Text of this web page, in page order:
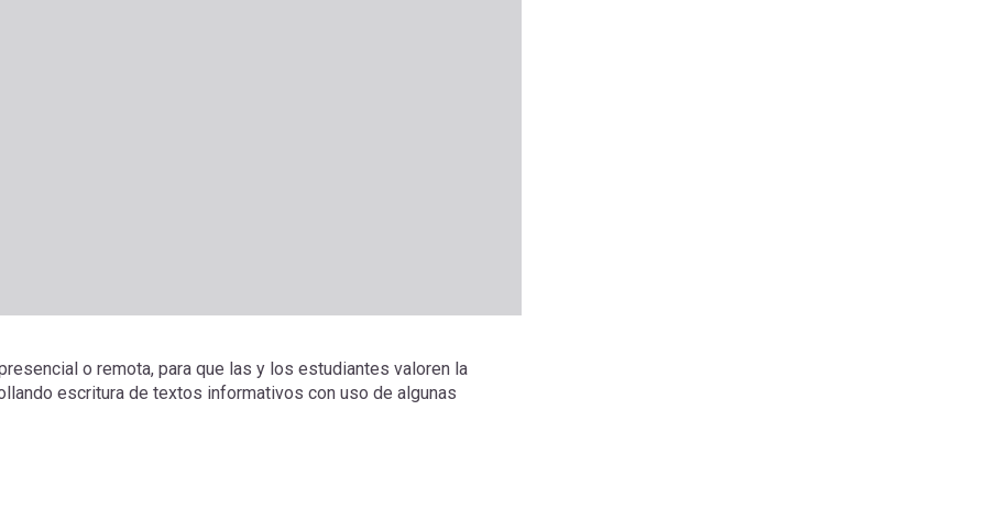
o remota, para que las y los estudiantes valoren la
escritura de textos informativos con uso de algunas